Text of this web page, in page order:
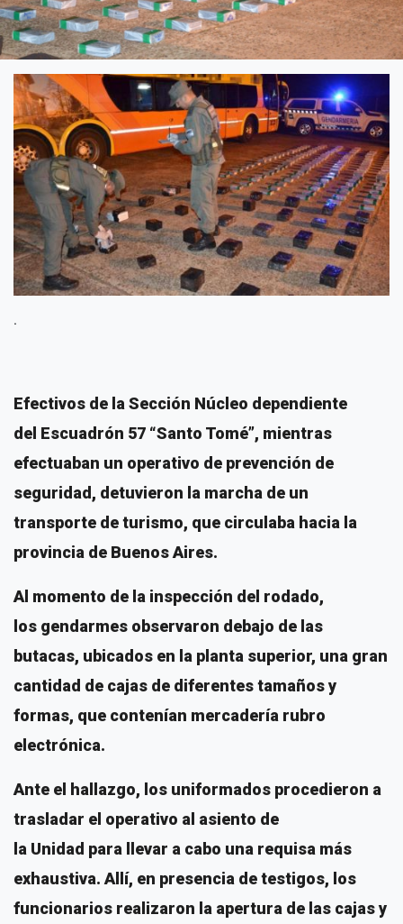
.
Efectivos de la Sección Núcleo dependiente
del Escuadrón 57 “Santo Tomé”, mientras
efectuaban un operativo de prevención de
seguridad, detuvieron la marcha de un
transporte de turismo, que circulaba hacia la
provincia de Buenos Aires.
Al momento de la inspección del rodado,
los gendarmes observaron debajo de las
butacas, ubicados en la planta superior, una gran
cantidad de cajas de diferentes tamaños y
formas, que contenían mercadería rubro
electrónica.
Ante el hallazgo, los uniformados procedieron a
trasladar el operativo al asiento de
la Unidad para llevar a cabo una requisa más
exhaustiva. Allí, en presencia de testigos, los
funcionarios realizaron la apertura de las cajas y